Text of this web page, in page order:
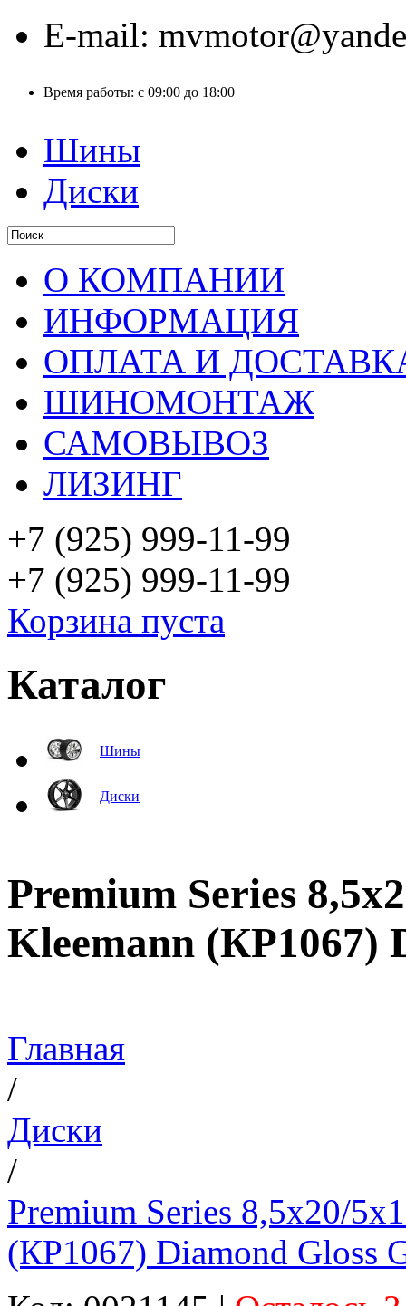
E-mail:
Время работы: с 09:00 до 18:00
Шины
Диски
О КОМПАНИИ
ИНФОРМАЦИЯ
ОПЛАТА И
ШИНОМОНТАЖ
САМОВЫВОЗ
ЛИЗИНГ
+7 (925) 999-11-99
+7 (925) 999-11-99
Корзина пуста
Каталог
Шины
Диски
Premium Series
Kleemann (КР1067)
Главная
/
Диски
/
Premium Series 8,5x20/
(КР1067) Diamond Gloss